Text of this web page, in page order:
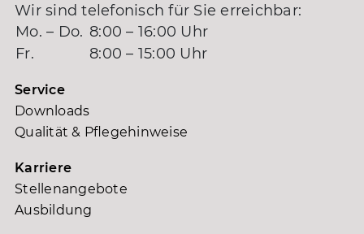
Wir sind telefonisch für Sie erreichbar:
Mo. – Do. 8:00 – 16:00 Uhr
Fr.
8:00 – 15:00 Uhr
Service
Downloads
Qualität & Pflegehinweise
Karriere
Stellenangebote
Ausbildung